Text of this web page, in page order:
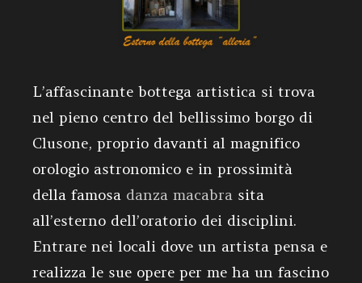
L’affascinante bottega artistica si trova
nel pieno centro del bellissimo borgo di
Clusone, proprio davanti al magnifico
orologio astronomico e in prossimità
della famosa danza macabra sita
all’esterno dell’oratorio dei disciplini.
Entrare nei locali dove un artista pensa e
realizza le sue opere per me ha un fascino